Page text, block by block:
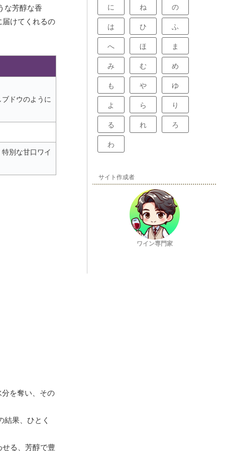
な芳醇な香
けてくれるの
ドウのように
別な甘口ワイ
を奪い、その
果、ひとく
る、芳醇で豊
に ね の
は ひ ふ
へ ほ ま
み む め
も や ゆ
よ ら り
る れ ろ
わ
サイト作成者
ワイン専門家